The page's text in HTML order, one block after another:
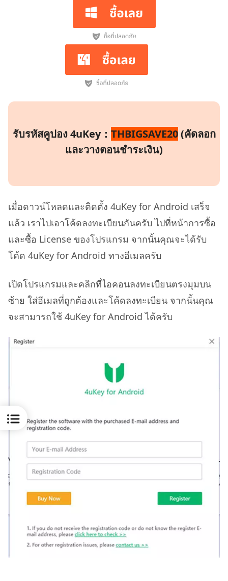
รับรหัสคูปอง 4uKey： THBIGSAVE20(คัดลอก
และวางตอนชำระเงิน)
เมื่อดาวน์โหลดและติดตั้ง 4uKey for Android เสร็จ
แล้ว เราไปเอาโค้ดลงทะเบียนกันครับ ไปที่หน้าการซื้อ
และซื้อ License ของโปรแกรม จากนั้นคุณจะได้รับ
โค้ด 4uKey for Android ทางอีเมลครับ
เปิดโปรแกรมและคลิกที่ไอคอนลงทะเบียนตรงมุมบน
ซ้าย ใส่อีเมลที่ถูกต้องและโค้ดลงทะเบียน จากนั้นคุณ
จะสามารถใช้ 4uKey for Android ได้ครับ